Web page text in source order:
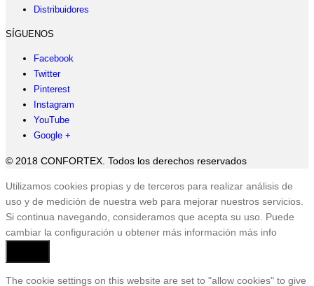
Distribuidores
SÍGUENOS
Facebook
Twitter
Pinterest
Instagram
YouTube
Google +
© 2018 CONFORTEX. Todos los derechos reservados
Ir
a
Tienda
Utilizamos cookies propias y de terceros para realizar análisis de
uso y de medición de nuestra web para mejorar nuestros servicios.
Si continua navegando, consideramos que acepta su uso. Puede
cambiar la configuración u obtener más información más info
The cookie settings on this website are set to "allow cookies" to give